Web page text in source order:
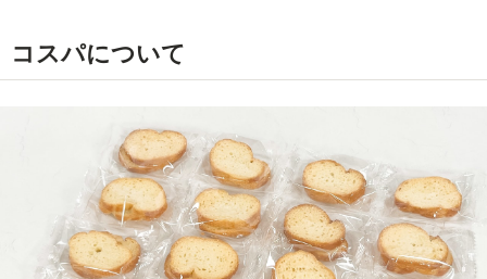
コスパについて